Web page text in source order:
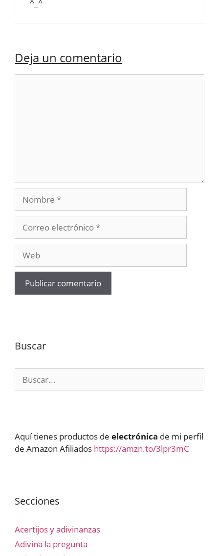
^_^
Deja un comentario
Nombre
electrónico
Buscar
Aquí tienes productos de electrónica de mi perfil
de Amazon Afiliados https://amzn.to/3lpr3mC
Secciones
Acertijos y adivinanzas
Adivina la pregunta